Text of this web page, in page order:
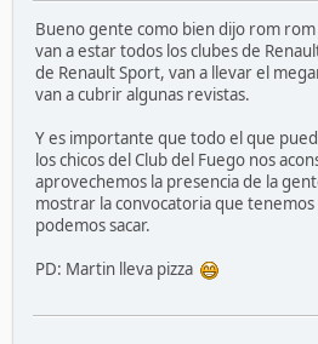
Bueno gente como bien dijo rom
van a estar todos los clubes de
de Renault Sport, van a llevar el
van a cubrir algunas revistas.
Y es importante que todo el que
los chicos del Club del Fuego nos
aprovechemos la presencia de la
mostrar la convocatoria que
podemos sacar.
PD: Martin lleva pizza